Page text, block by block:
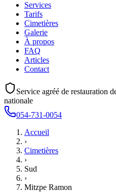
Services
Tarifs
Cimetières
Galerie
À propos
FAQ
Articles
Contact
Service agréé de restauration
nationale
054-731-0054
Accueil
›
Cimetières
›
Sud
›
Mitzpe Ramon